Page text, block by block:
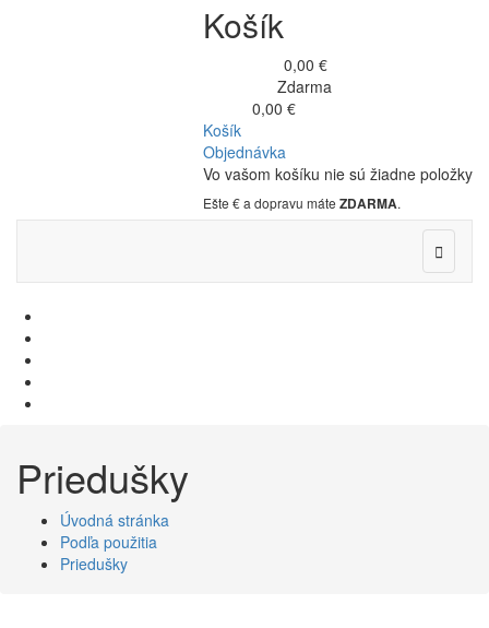
Košík
0,00 €
Zdarma
0,00 €
Košík
Objednávka
Vo vašom košíku nie sú žiadne položky
Ešte € a dopravu máte ZDARMA.

Priedušky
Úvodná stránka
Podľa použitia
Priedušky